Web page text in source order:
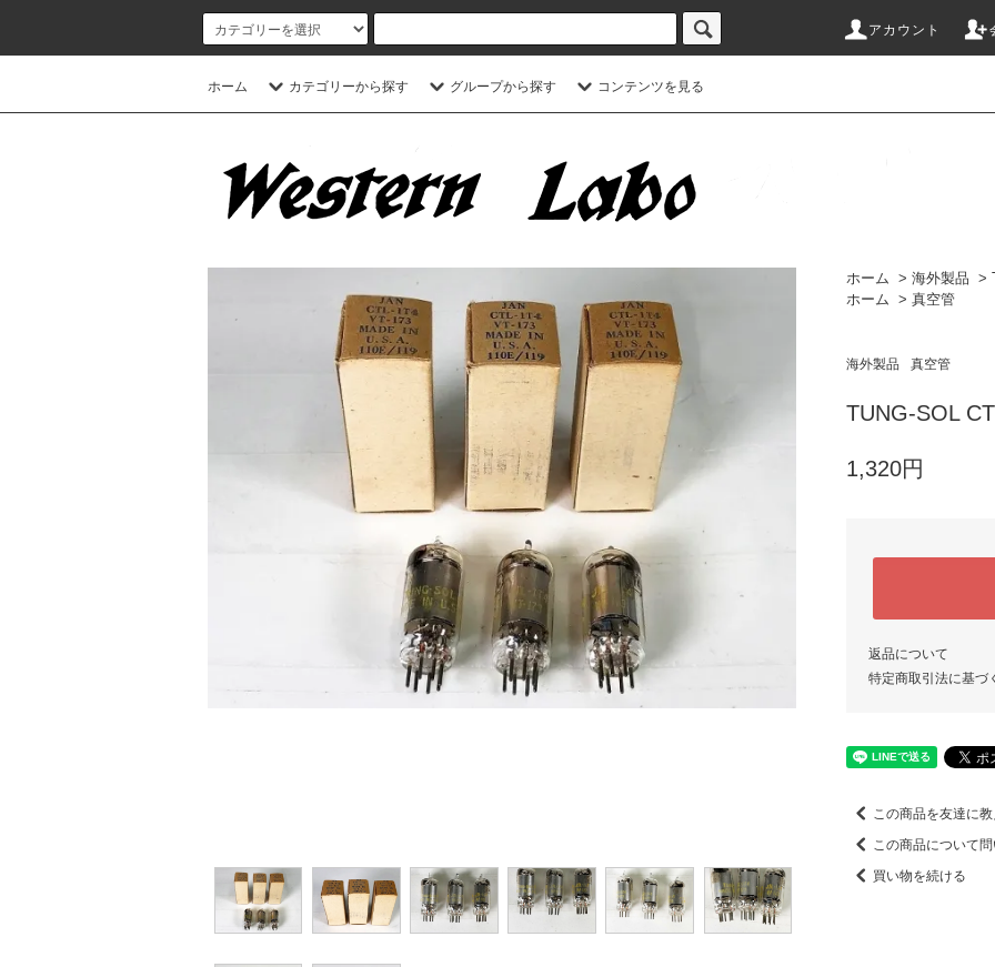
アカウント
ホーム カテゴリーから探す グループから探す コンテンツを見る
ホーム > 海外製品 >
ホーム > 真空管
海外製品 真空管
TUNG-SOL
1,320円
返品について
特定商取引法に基づ
この商品を友達に
この商品について
買い物を続ける